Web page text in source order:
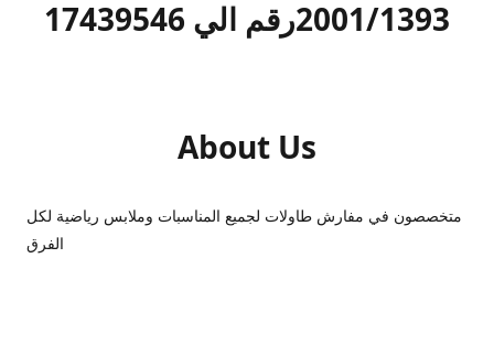
2001/1393رقم الي 17439546
About Us
متخصصون في مفارش طاولات لجميع المناسبات وملابس رياضية لكل
الفرق